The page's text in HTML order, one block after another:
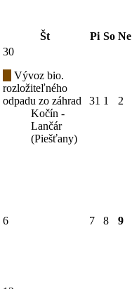
Št Pi So Ne
30
Vývoz bio.
rozložiteľného
odpadu zo záhrad
Kočín -
Lančár
(Piešťany)
31 1 2
6 7 8 9